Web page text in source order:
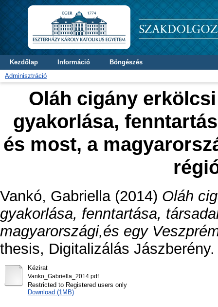
Kezdőlap Információ
Böngészés
Adminisztráció
Oláh cigány
gyakorlása,
és most, a
Vankó, Gabriella(2014) Oláh
gyakorlása, fenntartása,
magyarországi,és egy
thesis, Digitalizálás Jászberény.
Kézirat
Vanko_Gabriella_2014.pdf
Restricted to Registered users only
Download (1MB)